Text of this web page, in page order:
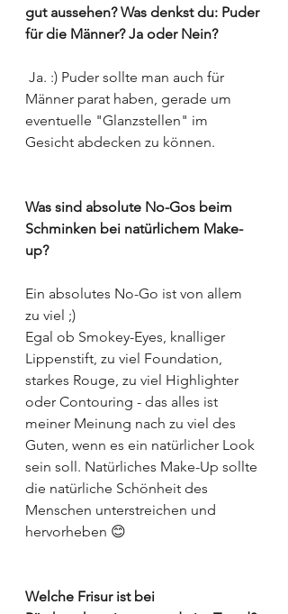
gut aussehen? Was denkst du: Puder
für die Männer? Ja oder Nein?
Männer parat haben, gerade um
eventuelle "Glanzstellen" im
Gesicht abdecken zu können.
Was sind absolute No-Gos beim
Schminken bei natürlichem Make-
up?
Ein absolutes No-Go ist von allem
zu viel ;)
Egal ob Smokey-Eyes, knalliger
Lippenstift, zu viel Foundation,
starkes Rouge, zu viel Highlighter
oder Contouring - das alles ist
meiner Meinung nach zu viel des
Guten, wenn es ein natürlicher Look
sein soll. Natürliches Make-Up sollte
die natürliche Schönheit des
Menschen unterstreichen und
hervorheben 😊
Welche Frisur ist bei